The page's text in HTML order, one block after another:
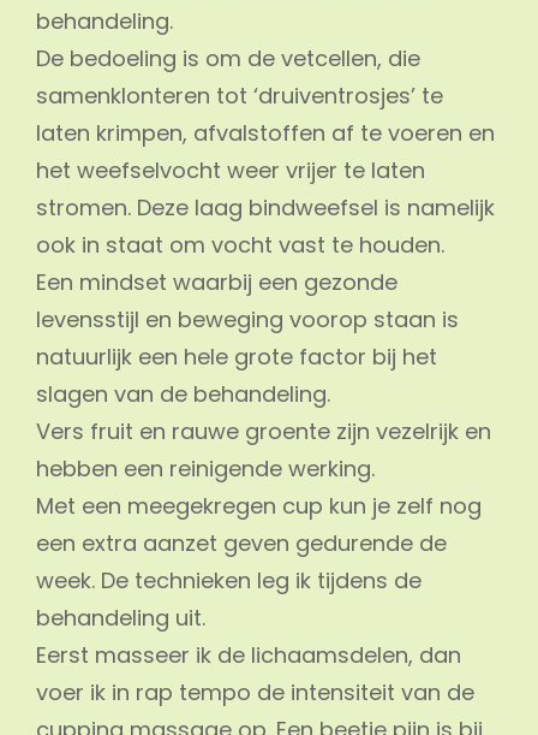
behandeling.
De bedoeling is om de vetcellen, die
samenklonteren tot ‘druiventrosjes’ te
laten krimpen, afvalstoffen af te voeren en
het weefselvocht weer vrijer te laten
stromen. Deze laag bindweefsel is namelijk
ook in staat om vocht vast te houden.
Een mindset waarbij een gezonde
levensstijl en beweging voorop staan is
natuurlijk een hele grote factor bij het
slagen van de behandeling.
Vers fruit en rauwe groente zijn vezelrijk en
hebben een reinigende werking.
Met een meegekregen cup kun je zelf nog
een extra aanzet geven gedurende de
week. De technieken leg ik tijdens de
behandeling uit.
Eerst masseer ik de lichaamsdelen, dan
voer ik in rap tempo de intensiteit van de